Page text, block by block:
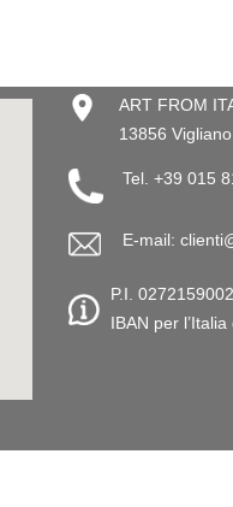
ART FROM
13856
Tel. +39 015
E-mail:
P.I.
IBAN per